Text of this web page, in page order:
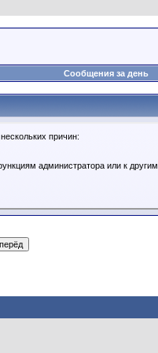
Сообщения за день
причин:
администратора или к другим